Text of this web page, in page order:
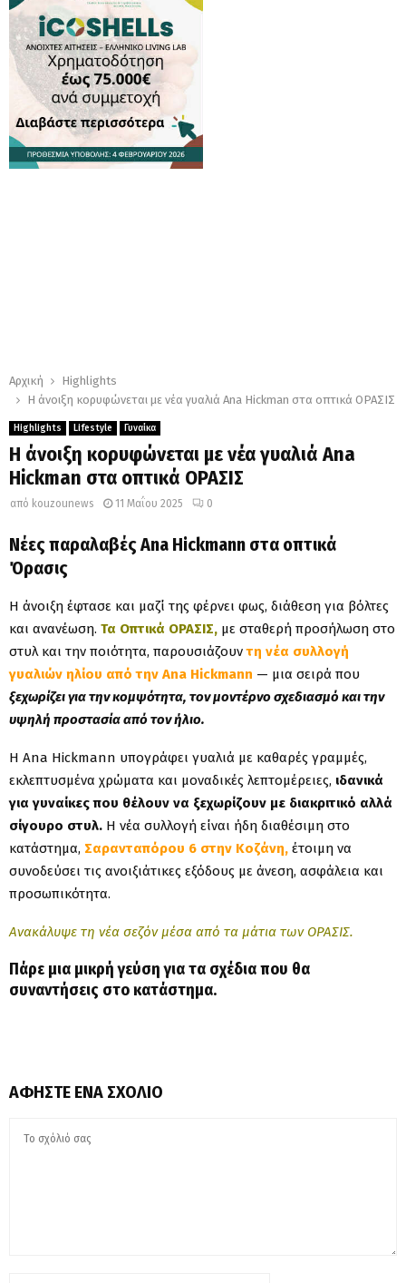
Αρχική
Highlights
Η άνοιξη κορυφώνεται με νέα γυαλιά Ana Hickman στα οπτικά ΟΡΑΣΙΣ
Highlights Lifestyle Γυναίκα
Η άνοιξη κορυφώνεται με νέα γυαλιά Ana
Hickman στα οπτικά ΟΡΑΣΙΣ
από kouzounews 11 Μαΐου 2025 0
Νέες παραλαβές Ana Hickmann στα οπτικά
Όρασις
Η άνοιξη έφτασε και μαζί της φέρνει φως, διάθεση για βόλτες
και ανανέωση. Τα Οπτικά ΟΡΑΣΙΣ, με σταθερή προσήλωση στο
στυλ και την ποιότητα, παρουσιάζουντη νέα συλλογή
γυαλιών ηλίου από την Ana Hickmann — μια σειρά που
ξεχωρίζει για την κομψότητα, τον μοντέρνο σχεδιασμό και την
υψηλή προστασία από τον ήλιο.
Η Ana Hickmann υπογράφει γυαλιά με καθαρές γραμμές,
εκλεπτυσμένα χρώματα και μοναδικές λεπτομέρειες, ιδανικά
για γυναίκες που θέλουν να ξεχωρίζουν με διακριτικό αλλά
σίγουρο στυλ. Η νέα συλλογή είναι ήδη διαθέσιμη στο
κατάστημα, Σαρανταπόρου 6 στην Κοζάνη, έτοιμη να
συνοδεύσει τις ανοιξιάτικες εξόδους με άνεση, ασφάλεια και
προσωπικότητα.
Ανακάλυψε τη νέα σεζόν μέσα από τα μάτια των ΟΡΑΣΙΣ.
Πάρε μια μικρή γεύση για τα σχέδια που θα
συναντήσεις στο κατάστημα.
ΑΦΉΣΤΕ ΈΝΑ ΣΧΌΛΙΟ